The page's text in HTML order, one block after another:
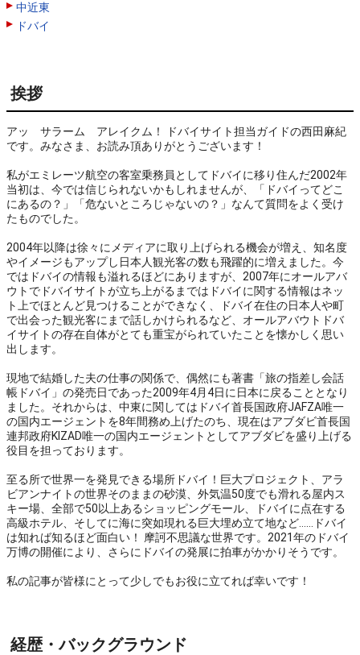
中近東
ドバイ
挨拶
アッ　サラーム　アレイクム！ ドバイサイト担当ガイドの西田麻紀
です。みなさま、お読み頂ありがとうございます！
私がエミレーツ航空の客室乗務員としてドバイに移り住んだ2002年
当初は、今では信じられないかもしれませんが、「ドバイってどこ
にあるの？」「危ないところじゃないの？」なんて質問をよく受け
たものでした。
2004年以降は徐々にメディアに取り上げられる機会が増え、知名度
やイメージもアップし日本人観光客の数も飛躍的に増えました。今
ではドバイの情報も溢れるほどにありますが、2007年にオールアバ
ウトでドバイサイトが立ち上がるまではドバイに関する情報はネッ
ト上でほとんど見つけることができなく、ドバイ在住の日本人や町
で出会った観光客にまで話しかけられるなど、オールアバウトドバ
イサイトの存在自体がとても重宝がられていたことを懐かしく思い
出します。
現地で結婚した夫の仕事の関係で、偶然にも著書「旅の指差し会話
帳ドバイ」の発売日であった2009年4月4日に日本に戻ることとなり
ました。それからは、中東に関してはドバイ首長国政府JAFZA唯一
の国内エージェントを8年間務め上げたのち、現在はアブダビ首長国
連邦政府KIZAD唯一の国内エージェントとしてアブダビを盛り上げる
役目を担っております。
至る所で世界一を発見できる場所ドバイ！巨大プロジェクト、アラ
ビアンナイトの世界そのままの砂漠、外気温50度でも滑れる屋内ス
キー場、全部で50以上あるショッピングモール、ドバイに点在する
高級ホテル、そしてに海に突如現れる巨大埋め立て地など……ドバイ
は知れば知るほど面白い！ 摩訶不思議な世界です。2021年のドバイ
万博の開催により、さらにドバイの発展に拍車がかかりそうです。
私の記事が皆様にとって少しでもお役に立てれば幸いです！
経歴・バックグラウンド